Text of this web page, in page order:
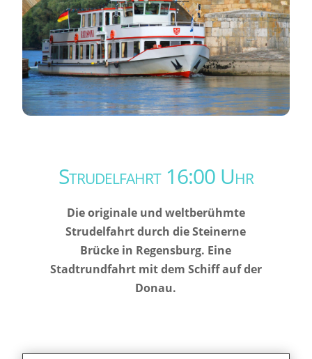
Strudelfahrt 16:00 Uhr
Die originale und weltberühmte
Strudelfahrt durch die Steinerne
Brücke in Regensburg. Eine
Stadtrundfahrt mit dem Schiff auf der
Donau.